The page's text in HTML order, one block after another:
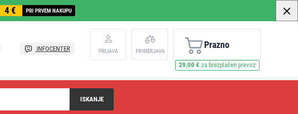
4 € PRI PRVEM NAKUPU
INFOCENTER PRIJAVA PRIMERJAVA
Prazno
29,00 € za brezplačen prevoz
ISKANJE